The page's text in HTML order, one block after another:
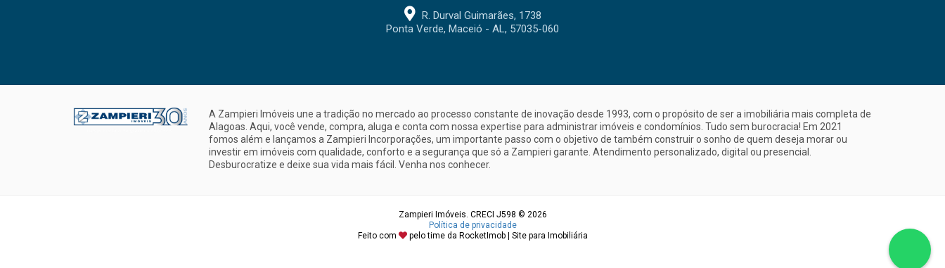
R. Durval Guimarães, 1738
Ponta Verde, Maceió - AL, 57035-060
A Zampieri Imóveis une a tradição no mercado ao processo constante de inovação desde 1993, com o propósito de ser a imobiliária mais completa de
Alagoas. Aqui, você vende, compra, aluga e conta com nossa expertise para administrar imóveis e condomínios. Tudo sem burocracia! Em 2021
fomos além e lançamos a Zampieri Incorporações, um importante passo com o objetivo de também construir o sonho de quem deseja morar ou
investir em imóveis com qualidade, conforto e a segurança que só a Zampieri garante. Atendimento personalizado, digital ou presencial.
Desburocratize e deixe sua vida mais fácil. Venha nos conhecer.
Zampieri Imóveis. CRECI J598 © 2026
Política de privacidade
Feito com
pelo time da RocketImob | Site para Imobiliária